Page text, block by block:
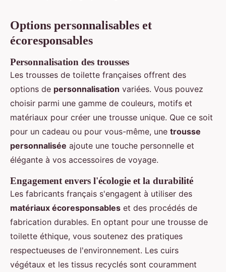
Options personnalisables et
écoresponsables
Personnalisation des trousses
Les trousses de toilette françaises offrent des
options de personnalisation variées. Vous pouvez
choisir parmi une gamme de couleurs, motifs et
matériaux pour créer une trousse unique. Que ce soit
pour un cadeau ou pour vous-même, une trousse
personnalisée ajoute une touche personnelle et
élégante à vos accessoires de voyage.
Engagement envers l'écologie et la durabilité
Les fabricants français s'engagent à utiliser des
matériaux écoresponsables et des procédés de
fabrication durables. En optant pour une trousse de
toilette éthique, vous soutenez des pratiques
respectueuses de l'environnement. Les cuirs
végétaux et les tissus recyclés sont couramment